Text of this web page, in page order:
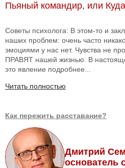
Пьяный командир, или
Советы психолога: В этом-то и
наших проблем: очень часто
эмоциями у нас нет. Чувства не
ПРАВЯТ нашей жизнью. В
это явление подробнее...
Читать полностью
Как пережить расставание?
Дмитрий
основатель